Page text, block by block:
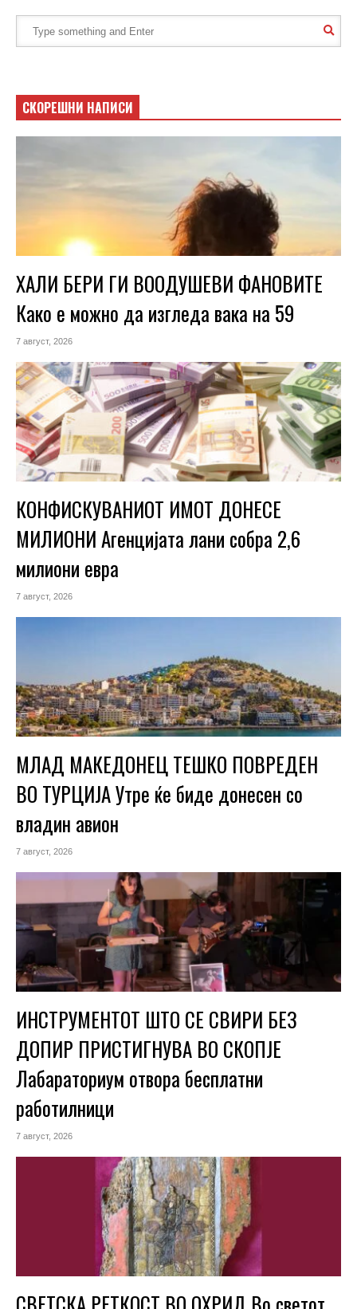
СКОРЕШНИ НАПИСИ
ХАЛИ БЕРИ ГИ ВООДУШЕВИ ФАНОВИТЕ
Како е можно да изгледа вака на 59
7 август, 2026
КОНФИСКУВАНИОТ ИМОТ ДОНЕСЕ
МИЛИОНИ Агенцијата лани собра 2,6
милиони евра
7 август, 2026
МЛАД МАКЕДОНЕЦ ТЕШКО ПОВРЕДЕН
ВО ТУРЦИЈА Утре ќе биде донесен со
владин авион
7 август, 2026
ИНСТРУМЕНТОТ ШТО СЕ СВИРИ БЕЗ
ДОПИР ПРИСТИГНУВА ВО СКОПЈЕ
Лабараториум отвора бесплатни
работилници
7 август, 2026